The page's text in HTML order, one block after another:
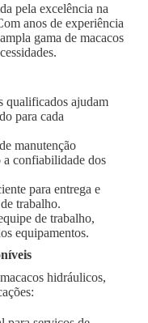
pela excelência na
anos de experiência
gama de macacos
qualificados ajudam
para cada
manutenção
a confiabilidade dos
para entrega e
trabalho.
de trabalho,
equipamentos.
hidráulicos,